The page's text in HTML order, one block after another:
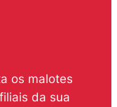
os malotes
da sua